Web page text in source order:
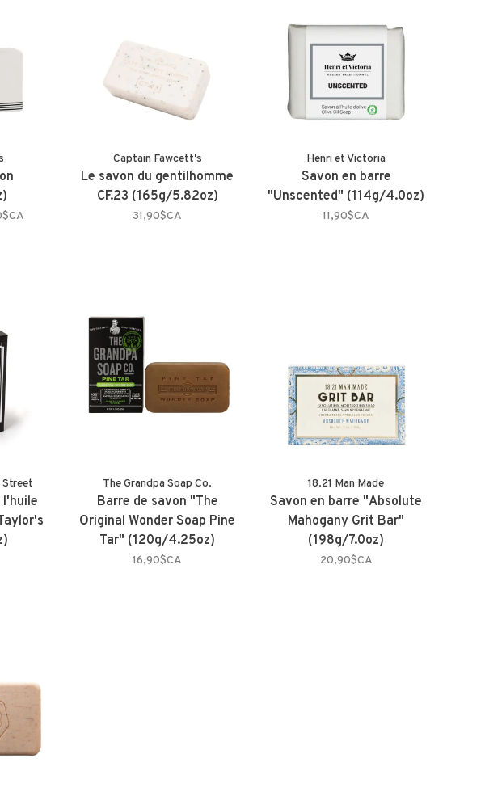
Captain Fawcett's
Le savon du gentilhomme
CF.23 (165g/5.82oz)
31,90$CA
Henri et Victoria
Savon en barre
"Unscented" (114g/4.0oz)
11,90$CA
l'huile
The Grandpa Soap Co.
Barre de savon "The
Original Wonder Soap Pine
Tar" (120g/4.25oz)
16,90$CA
18.21 Man Made
Savon en barre "Absolute
Mahogany Grit Bar"
(198g/7.0oz)
20,90$CA